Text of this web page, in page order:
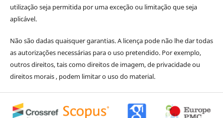
utilização seja permitida por uma exceção ou limitação que seja
aplicável.
Não são dadas quaisquer garantias. A licença pode não lhe dar todas
as autorizações necessárias para o uso pretendido. Por exemplo,
outros direitos, tais como direitos de imagem, de privacidade ou
direitos morais , podem limitar o uso do material.